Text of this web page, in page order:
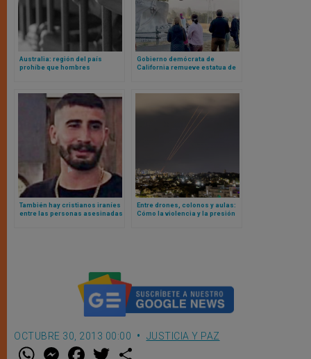
Australia: región del país
prohíbe que hombres
cárceles destinadas a mujeres
de verdad
Gobierno demócrata de
California remueve estatua de
arzobispo de San Francisco
También hay cristianos iraníes
entre las personas asesinadas
Entre drones, colonos y aulas:
Cómo la violencia y la presión
OCTUBRE 30, 2013 00:00 JUSTICIA Y PAZ
W M F